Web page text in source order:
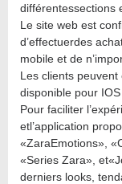
différentessections
Le site web est
d’effectuerdes
mobile et de
Les clients peuvent
disponible pour IOS
Pour faciliter
etl’application
«ZaraEmotions»,
«Series Zara»,
derniers looks,